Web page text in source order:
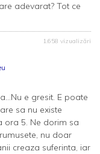
adevarat? Tot ce
1.658 vizualizări
e gresit. E poate
sa nu existe
ora 5. Ne dorim sa
nu doar
creaza suferinta, iar